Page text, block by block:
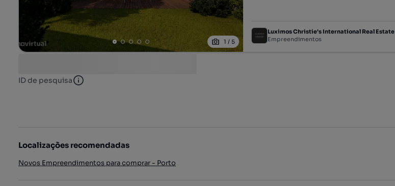
1 / 5
Luximos Christie's International Real Estate
Empreendimentos
ID de pesquisa ID de pesquisa
Localizações recomendadas
Novos Empreendimentos para comprar - Porto